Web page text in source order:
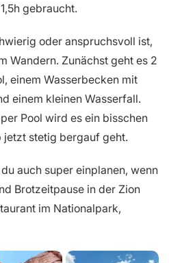
gebraucht.
oder anspruchsvoll ist,
Wandern. Zunächst geht es 2
einem Wasserbecken mit
einem kleinen Wasserfall.
Pool wird es ein bisschen
jetzt stetig bergauf geht.
auch super einplanen, wenn
Brotzeitpause in der Zion
im Nationalpark,